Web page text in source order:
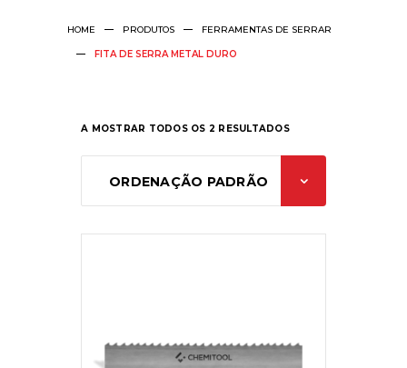
HOME PRODUTOS FERRAMENTAS DE SERRAR
FITA DE SERRA METAL DURO
A MOSTRAR TODOS OS 2 RESULTADOS
ORDENAÇÃO PADRÃO
LER MAIS